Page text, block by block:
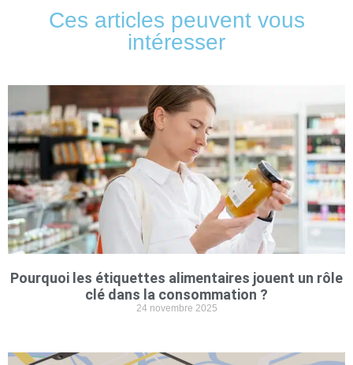
Ces articles peuvent vous
intéresser
Pourquoi les étiquettes alimentaires jouent un rôle
clé dans la consommation ?
24 novembre 2025